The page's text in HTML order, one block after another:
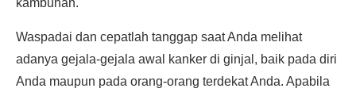
kambuhan.
Waspadai dan cepatlah tanggap saat Anda melihat
adanya gejala-gejala awal kanker di ginjal, baik pada diri
Anda maupun pada orang-orang terdekat Anda. Apabila